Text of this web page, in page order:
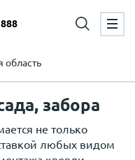
область
забора
не только
любых видом